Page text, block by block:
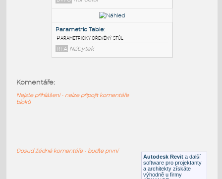
Jídelní stůl - kulatý stůl s bílým ubrusem a
čtyřmi dřevěnými židlemi
DWG Stoly
Parametrický dřevěný stůl
Autodesk Revit a další
software pro projektanty
a architekty získáte
výhodně u firmy
Komentáře:
Nejste přihlášeni - nelze připojit komentáře
bloků
Dosud žádné komentáře - buďte první